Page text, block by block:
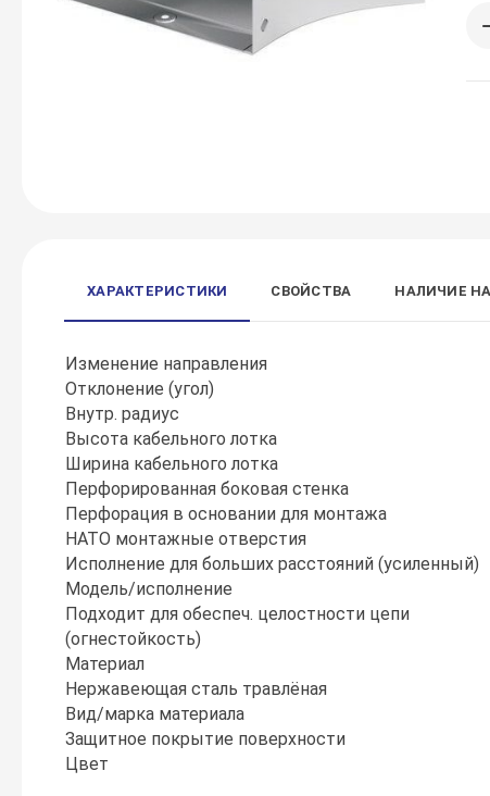
ХАРАКТЕРИСТИКИ СВОЙСТВА НАЛИЧИЕ
Изменение направления
Отклонение (угол)
Внутр. радиус
Высота кабельного лотка
Ширина кабельного лотка
Перфорированная боковая стенка
Перфорация в основании для монтажа
НАТО монтажные отверстия
Исполнение для больших расстояний (усиленный)
Модель/исполнение
Подходит для обеспеч. целостности цепи
(огнестойкость)
Материал
Нержавеющая сталь травлёная
Вид/марка материала
Защитное покрытие поверхности
Цвет